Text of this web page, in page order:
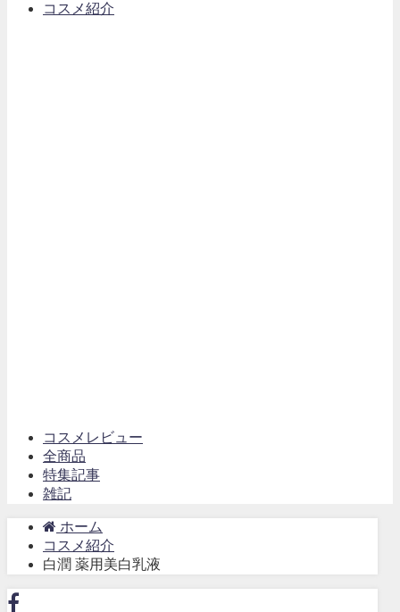
コスメ紹介
コスメレビュー
全商品
特集記事
雑記
ホーム
コスメ紹介
白潤 薬用美白乳液